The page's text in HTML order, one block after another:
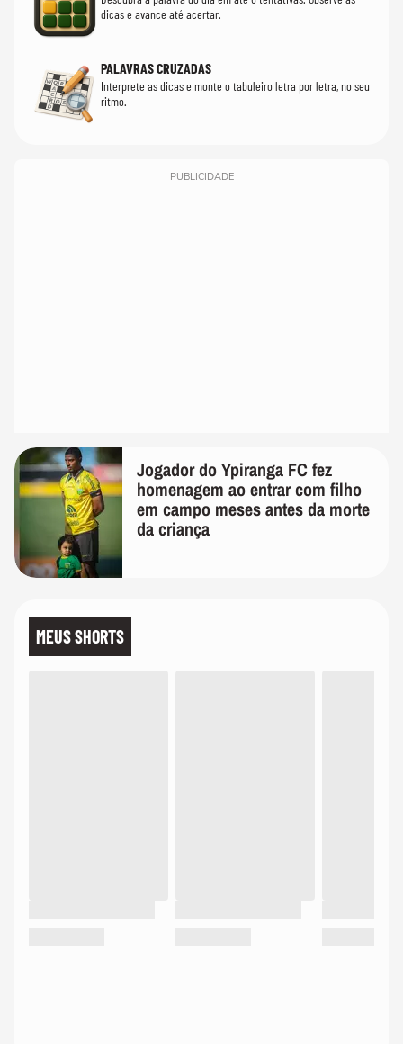
dicas e avance até acertar.
PALAVRAS CRUZADAS
Interprete as dicas e monte o tabuleiro letra por letra, no seu
ritmo.
PUBLICIDADE
Jogador do Ypiranga FC fez
homenagem ao entrar com filho
em campo meses antes da morte
da criança
MEUS SHORTS